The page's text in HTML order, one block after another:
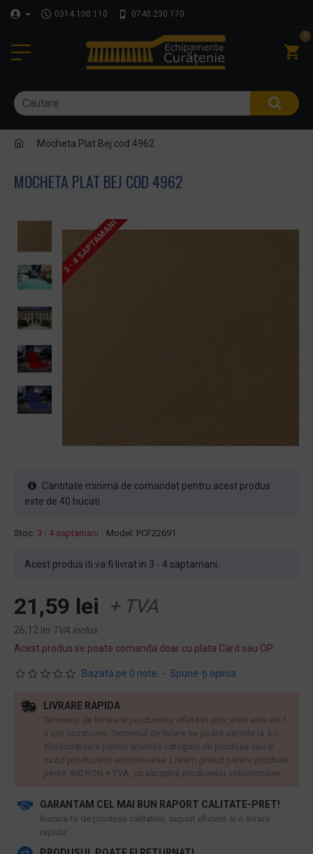
0314 100 110 0740 230 170
0
Mocheta Plat Bej cod 4962
MOCHETA PLAT BEJ COD 4962
3 - 4 SAPTAMANI
Stoc: 3 - 4 saptamani Model: PCF22691
Acest produs iti va fi livrat in 3 - 4 saptamani.
Bazată pe 0 note. - Spune-ţi opinia
21,59 lei + TVA
26,12 lei TVA inclus
Acest produs se poate comanda doar cu plata Card sau OP
Cantitate minimă de comandat pentru acest produs
este de 40 bucati
GARANTAM CEL MAI BUN RAPORT CALITATE-PRET!
​Bucura-te de produse calitative, suport eficient si o livrare
rapida!
LIVRARE RAPIDA
Termenul de livrare al produselor aflate in stoc este este de 1-
3 zile lucratoare. Termenul de livrare se poate extinde la 4-5
zile lucratoare pentru anumite categorii de produse sau in
cazul produselor voluminoase. Livram gratuit pentru produse
peste 490 RON + TVA, cu exceptia produselor voluminoase.